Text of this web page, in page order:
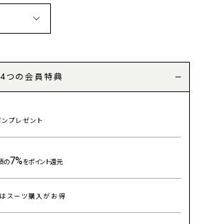
4つの会員特典
プレゼント
の7%をポイント還元
スーツ購入がお得